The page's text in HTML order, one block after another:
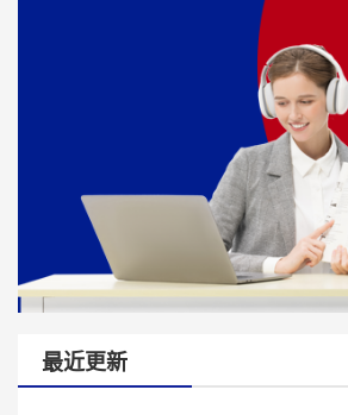
最近更新